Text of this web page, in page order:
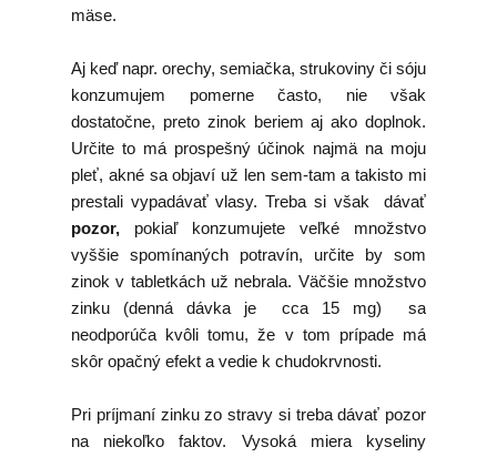
mäse.
Aj keď napr. orechy, semiačka, strukoviny či sóju
konzumujem pomerne často, nie však
dostatočne, preto zinok beriem aj ako doplnok.
Určite to má prospešný účinok najmä na moju
pleť, akné sa objaví už len sem-tam a takisto mi
prestali vypadávať vlasy. Treba si však dávať
pozor, pokiaľ konzumujete veľké množstvo
vyššie spomínaných potravín, určite by som
zinok v tabletkách už nebrala. Väčšie množstvo
zinku (denná dávka je cca 15 mg) sa
neodporúča kvôli tomu, že v tom prípade má
skôr opačný efekt a vedie k chudokrvnosti.
Pri príjmaní zinku zo stravy si treba dávať pozor
na niekoľko faktov. Vysoká miera kyseliny